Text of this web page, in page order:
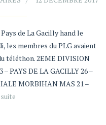
de La Gacilly hand le
les membres du PLG avaient
téléthon. 2EME DIVISION
PAYS DE LA GACILLY 26 –
MORBIHAN MAS 21 –